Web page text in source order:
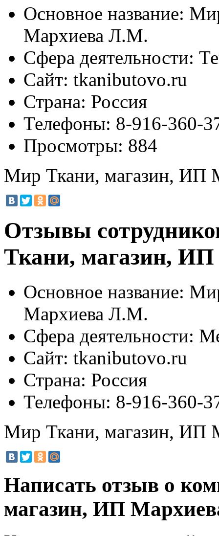
Основное название:
Мархиева Л.М.
Сфера деятельности:
Сайт: tkanibutovo.ru
Страна: Россия
Телефоны: 8-916-360-
Просмотры: 884
Мир Ткани, магазин, ИП
Отзывы
Ткани, магазин,
Основное название:
Мархиева Л.М.
Сфера деятельности:
Сайт: tkanibutovo.ru
Страна: Россия
Телефоны: 8-916-360-
Мир Ткани, магазин, ИП
Написать отзыв о
магазин, ИП